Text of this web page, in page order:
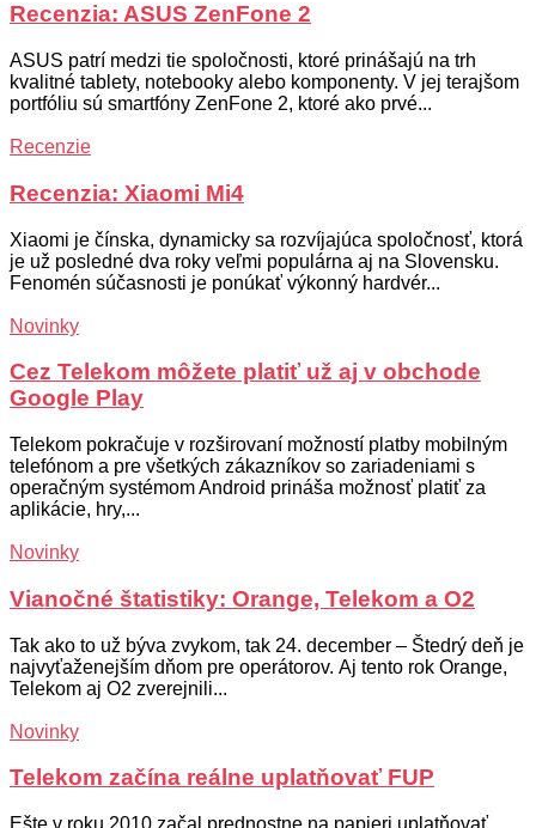
Recenzia: ASUS ZenFone 2
ASUS patrí medzi tie spoločnosti, ktoré prinášajú na trh
kvalitné tablety, notebooky alebo komponenty. V jej terajšom
portfóliu sú smartfóny ZenFone 2, ktoré ako prvé...
Recenzie
Recenzia: Xiaomi Mi4
Xiaomi je čínska, dynamicky sa rozvíjajúca spoločnosť, ktorá
je už posledné dva roky veľmi populárna aj na Slovensku.
Fenomén súčasnosti je ponúkať výkonný hardvér...
Novinky
Cez Telekom môžete platiť už aj v obchode
Google Play
Telekom pokračuje v rozširovaní možností platby mobilným
telefónom a pre všetkých zákazníkov so zariadeniami s
operačným systémom Android prináša možnosť platiť za
aplikácie, hry,...
Novinky
Vianočné štatistiky: Orange, Telekom a O2
Tak ako to už býva zvykom, tak 24. december – Štedrý deň je
najvyťaženejším dňom pre operátorov. Aj tento rok Orange,
Telekom aj O2 zverejnili...
Novinky
Telekom začína reálne uplatňovať FUP
Ešte v roku 2010 začal prednostne na papieri uplatňovať